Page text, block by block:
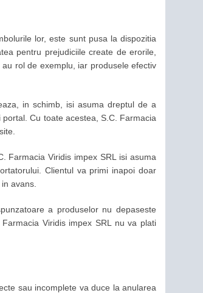
lor, este sunt pusa la dispozitia
pentru prejudiciile create de erorile,
rol de exemplu, iar produsele efectiv
in schimb, isi asuma dreptul de a
Cu toate acestea, S.C. Farmacia
Farmacia Viridis impex SRL isi asuma
Clientul va primi inapoi doar
avans.
a produselor nu depaseste
Viridis impex SRL nu va plati
sau incomplete va duce la anularea